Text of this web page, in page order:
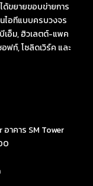
ด้ขยายขอบข่ายการ
ไอทีแบบครบวงจร
อ็ม, ฮิวเลตต์-แพค
อฟท์, โซลิดเวิร์ค และ
าคาร SM Tower